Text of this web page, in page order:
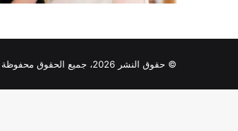
© حقوق النشر 2026، جميع الحقوق محفوظة |